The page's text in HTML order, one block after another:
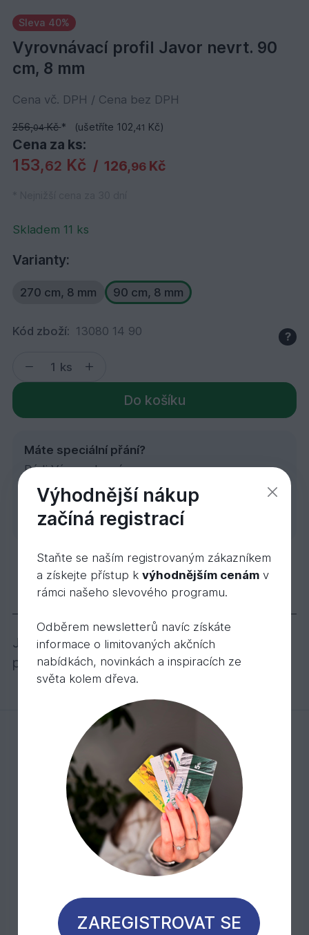
Sleva 40%
Vyrovnávací profil Javor nevrt. 90
cm, 8 mm
Cena vč. DPH / Cena bez DPH
256,04Kč* (ušetříte 102,41 Kč)
Cena za ks:
153,62 Kč / 126,96Kč
Skladem 11 ks
Varianty:
270 cm, 8 mm 90 cm, 8 mm
Kód zboží: 13080 14 90 ?
ks
Do košíku
Máte speciální přání?
Rádi Vám zodpovíme
individuální dotazy, odborně
poradíme nebo uděláme
zakázkovou kalkulaci.
Poptávka
Vyrovnávací profil Javor nevrt. 90 cm, 8 mm
153, 62 Kč211, Kč
Popis Varianty
Jednodílné hliníkové profily pro dřevěné
parkety.
Mohlo by Vás zajímat
Sleva 40%
Výhodnější nákup
začíná registrací
Staňte se naším registrovaným zákazníkem
a získejte přístup k výhodnějším cenámv
rámci našeho slevového programu.
Odběrem newsletterů navíc získáte
informace o limitovaných akčních
nabídkách, novinkách a inspiracích ze
světa kolem dřeva.
ZAREGISTROVAT SE